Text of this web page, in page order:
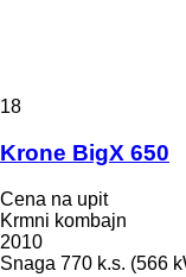
18
Krone BigX 650
Cena na upit
Krmni kombajn
2010
Snaga 770 k.s. (566